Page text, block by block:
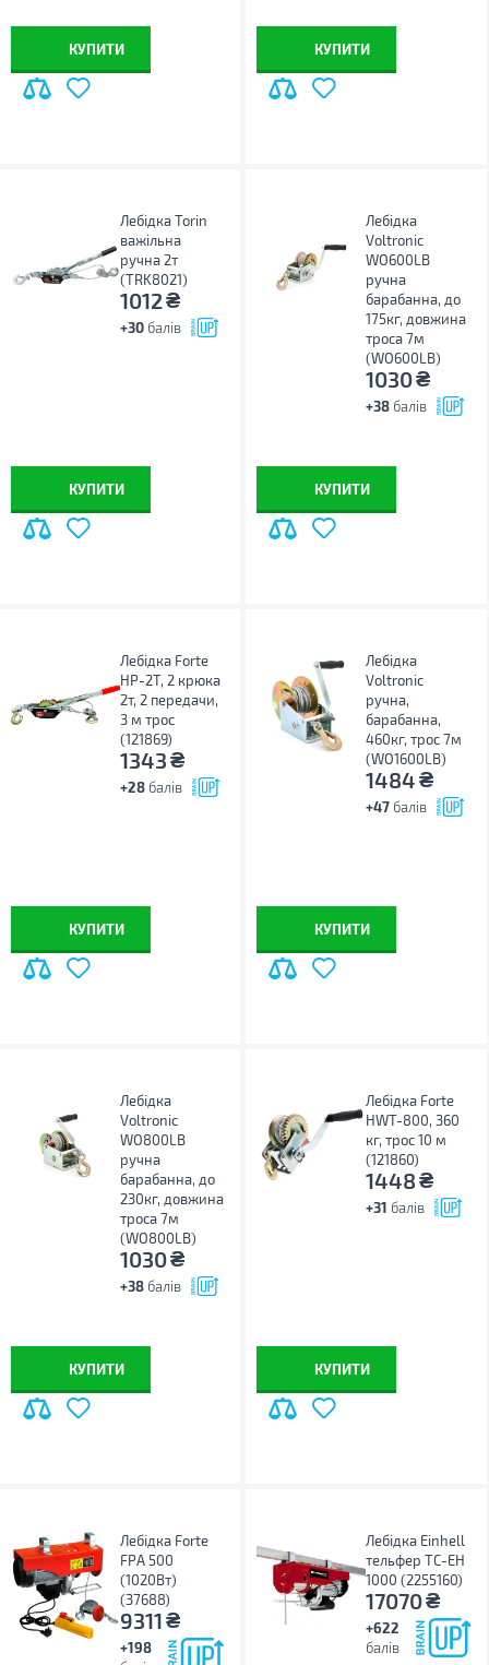
КУПИТИ КУПИТИ
Лебідка Torin
важільна
ручна 2т
(TRK8021)
1012₴
+30 балів
КУПИТИ
Лебідка
Voltronic
WO600LB
ручна
барабанна, до
175кг, довжина
троса 7м
(WO600LB)
1030₴
+38 балів
КУПИТИ
Лебідка Forte
HP-2T, 2 крюка
2т, 2 передачи,
3 м трос
(121869)
1343₴
+28 балів
КУПИТИ
Лебідка
Voltronic
ручна,
барабанна,
460кг, трос 7м
(WO1600LB)
1484₴
+47 балів
КУПИТИ
Лебідка
Voltronic
WO800LB
ручна
барабанна, до
230кг, довжина
троса 7м
(WO800LB)
1030₴
+38 балів
КУПИТИ
Лебідка Forte
HWT-800, 360
кг, трос 10 м
(121860)
1448₴
+31 балів
КУПИТИ
Лебідка Forte
FPA 500
(1020Вт)
(37688)
9311₴
+198
Лебідка Einhell
тельфер TC-EH
1000 (2255160)
17070₴
+622
балів